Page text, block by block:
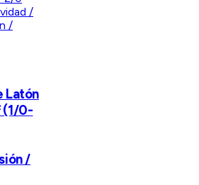
Latón
(1/0-
/